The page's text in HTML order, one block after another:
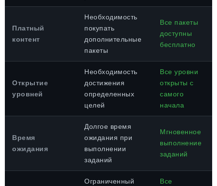
Платный
контент
Необходимость
покупать
дополнительные
пакеты
Все пакеты
доступны
бесплатно
Открытие
уровней
Необходимость
достижения
определенных
целей
Все уровни
открыты с
самого
начала
Время
ожидания
Долгое время
ожидания при
выполнении
заданий
Мгновенное
выполнение
заданий
Ограниченный
Все